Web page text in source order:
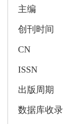
主编
创刊时间
CN
ISSN
出版周期
数据库收录